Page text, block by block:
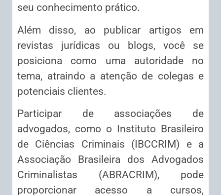
seu conhecimento prático.
Além disso, ao publicar artigos em
revistas jurídicas ou blogs, você se
posiciona como uma autoridade no
tema, atraindo a atenção de colegas e
potenciais clientes.
Participar de associações de
advogados, como o Instituto Brasileiro
de Ciências Criminais (IBCCRIM) e a
Associação Brasileira dos Advogados
Criminalistas (ABRACRIM), pode
proporcionar acesso a cursos,